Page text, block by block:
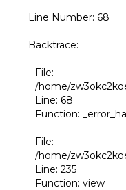
Line Number: 68
Backtrace:
File:
/home/
Line: 68
Function:
File:
/home/
Line: 235
Function: view